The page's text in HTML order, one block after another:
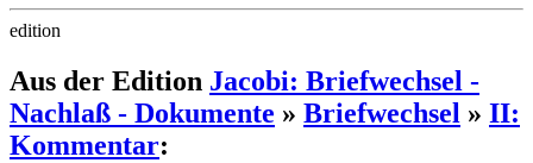
edition
Aus der Edition Jacobi: Briefwechsel -
Nachlaß - Dokumente » Briefwechsel » II:
Kommentar: